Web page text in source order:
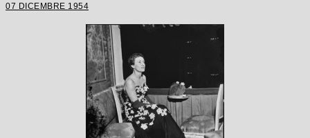
07 DICEMBRE 1954